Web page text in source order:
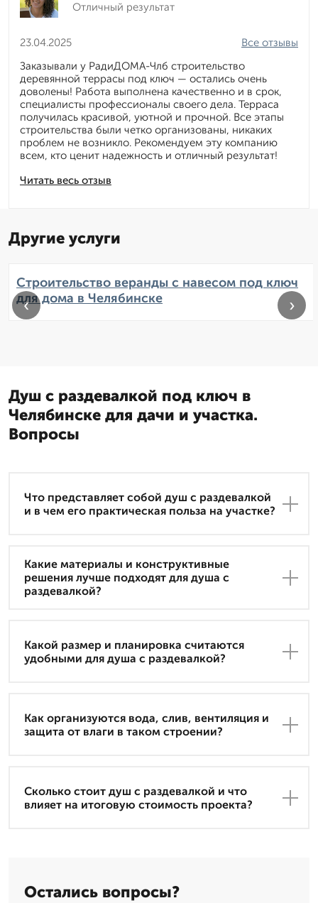
Отличный результат
23.04.2025
Читать весь отзыв
Все отзывы
Заказывали у РадиДОМА-Члб строительство
деревянной террасы под ключ — остались очень
доволены! Работа выполнена качественно и в срок,
специалисты профессионалы своего дела. Терраса
получилась красивой, уютной и прочной. Все этапы
строительства были четко организованы, никаких
проблем не возникло. Рекомендуем эту компанию
всем, кто ценит надежность и отличный результат!
Другие услуги
Строительство веранды с навесом под ключ
для дома в Челябинске
‹ ›
Душ с раздевалкой под ключ в
Челябинске для дачи и участка.
Вопросы
Что представляет собой душ с раздевалкой
и в чем его практическая польза на участке?
Какие материалы и конструктивные
решения лучше подходят для душа с
раздевалкой?
Какой размер и планировка считаются
удобными для душа с раздевалкой?
Как организуются вода, слив, вентиляция и
защита от влаги в таком строении?
Сколько стоит душ с раздевалкой и что
влияет на итоговую стоимость проекта?
Остались вопросы?